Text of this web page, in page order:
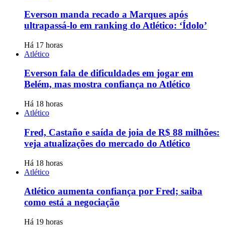
Everson manda recado a Marques após
ultrapassá-lo em ranking do Atlético: ‘Ídolo’
Há 17 horas
Atlético
Everson fala de dificuldades em jogar em
Belém, mas mostra confiança no Atlético
Há 18 horas
Atlético
Fred, Castaño e saída de joia de R$ 88 milhões:
veja atualizações do mercado do Atlético
Há 18 horas
Atlético
Atlético aumenta confiança por Fred; saiba
como está a negociação
Há 19 horas